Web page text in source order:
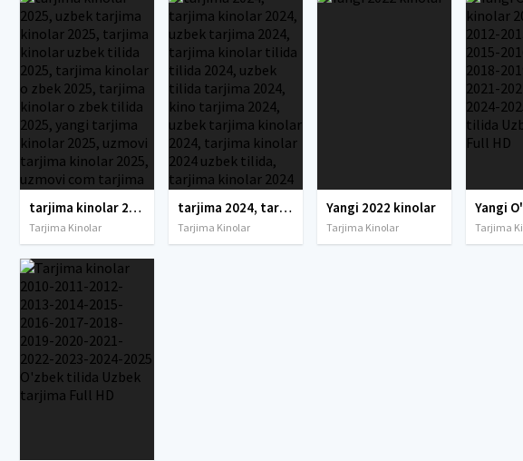
tarjima kinolar 2025, uzbek tarjima kinolar 2025, tarjima kinolar uzbek tilida 2025, tarjima kinolar o zbek 2025, tarjima kinolar o zbek tilida 2025, yangi tarjima kinolar 2025, uzmovi tarjima kinolar 2025, uzmovi com tarjima kinolar 2025, uzbekcha t
Tarjima Kinolar
tarjima 2024, tarjima kinolar 2024, uzbek tarjima 2024, tarjima kinolar tilida tilida 2024, uzbek tilida tarjima 2024, kino tarjima 2024, uzbek tarjima kinolar 2024, tarjima kinolar 2024 uzbek tilida, tarjima kinolar 2024 o zbek, tarjima kinolar 2024
Tarjima Kinolar
Yangi 2022 kinolar
Tarjima Kinolar Tarjima